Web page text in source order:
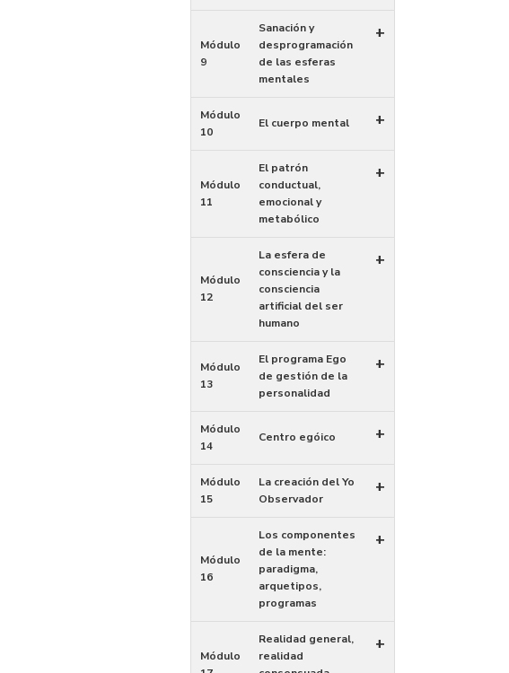
Módulo
9
Sanación y
desprogramación
de las esferas
mentales
+
Módulo
10
El cuerpo mental +
Módulo
11
El patrón
conductual,
emocional y
metabólico
+
Módulo
12
La esfera de
consciencia y la
consciencia
artificial del ser
humano
+
Módulo
13
El programa Ego
de gestión de la
personalidad
+
Módulo
14
Centro egóico +
Módulo
15
La creación del Yo
Observador
+
Módulo
16
Los componentes
de la mente:
paradigma,
arquetipos,
programas
+
Módulo
Realidad general,
realidad
+